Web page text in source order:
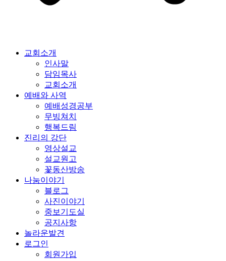
교회소개
인사말
담임목사
교회소개
예배와 사역
예배성경공부
무빙쳐치
행복드림
진리의 강단
영상설교
설교원고
꽃동산방송
나눔이야기
블로그
사진이야기
중보기도실
공지사항
놀라운발견
로그인
회원가입